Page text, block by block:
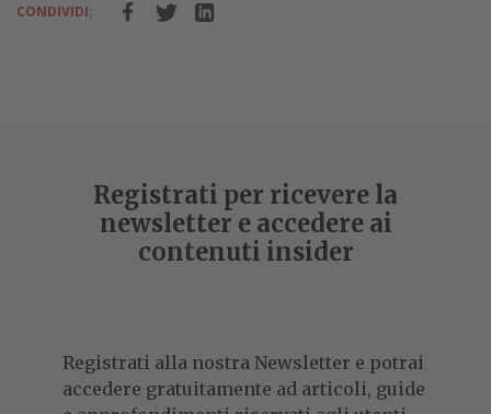
CONDIVIDI:
Registrati per ricevere la
newsletter e accedere ai
contenuti insider
Registrati alla nostra Newsletter e potrai
accedere gratuitamente ad articoli, guide